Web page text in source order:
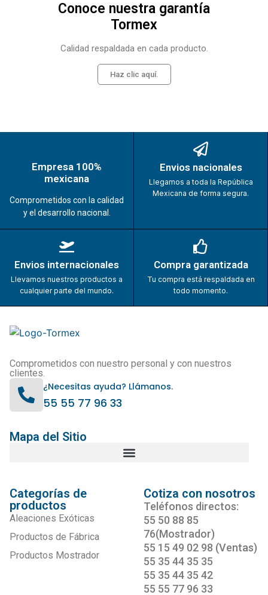
Conoce nuestra garantía
Tormex
Calidad respaldada en cada producto.
Haz clic aquí.
Empresa 100%
mexicana
Comprometidos con la calidad
y el desarrollo nacional.
Envios nacionales
Llegamos a toda la República
Mexicana de forma segura.
Envios internacionales
Llevamos nuestros productos a
cualquier parte del mundo.
Compra garantizada
Tu compra está respaldada en
todo momento.
Comprometidos con nuestro personal y con nuestros
clientes.
¿Necesitas ayuda? Llámanos.
55 55 77 96 33
Mapa del Sitio
Categorías de
productos
Aleaciones Exóticas
Productos de Fábrica
Productos Mostrador
Cotiza con nosotros
Teléfonos directos:
55 50 88 85
76(Mostrador)
55 15 49 02 98 (Ventas)
55 35 44 35 35
55 35 44 35 42
55 55 77 96 33